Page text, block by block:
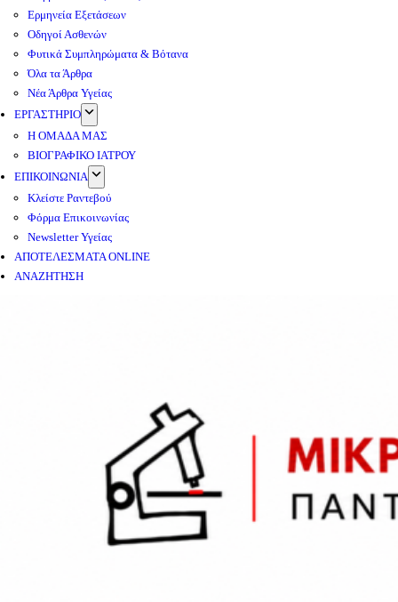
Ερμηνεία Εξετάσεων
Οδηγοί Ασθενών
Φυτικά Συμπληρώματα & Βότανα
Όλα τα Άρθρα
Νέα Άρθρα Υγείας
ΕΡΓΑΣΤΗΡΙΟ
Η ΟΜΑΔΑ ΜΑΣ
ΒΙΟΓΡΑΦΙΚΟ ΙΑΤΡΟΥ
ΕΠΙΚΟΙΝΩΝΙΑ
Κλείστε Ραντεβού
Φόρμα Επικοινωνίας
Newsletter Υγείας
ΑΠΟΤΕΛΕΣΜΑΤΑ ONLINE
ΑΝΑΖΗΤΗΣΗ